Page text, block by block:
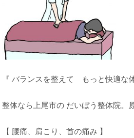
『 バランスを整えて もっと快適な
整体なら上尾市の だいぼう整体院。
【 腰痛、肩こり、首の痛み 】